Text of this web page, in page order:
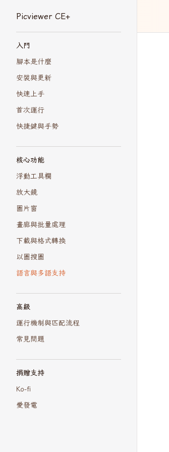
Skip to content
Picviewer CE+
入門
腳本是什麼
安裝與更新
快速上手
首次運行
快捷鍵與手勢
核心功能
浮動工具欄
放大鏡
圖片窗
畫廊與批量處理
下載與格式轉換
以圖搜圖
語言與多語支持
高級
運行機制與匹配流程
常見問題
捐贈支持
Ko-fi
愛發電